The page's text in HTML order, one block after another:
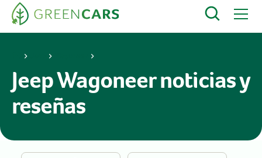
Jeep Wagoneer noticias y
reseñas